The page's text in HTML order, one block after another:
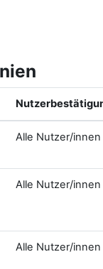
Alle Nutzer/innen
Alle Nutzer/innen
Alle Nutzer/innen